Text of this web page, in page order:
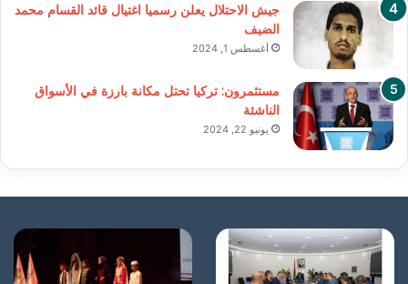
جيش الاحتلال يعلن رسميا اغتيال قائد القسام محمد
الضيف
أغسطس 1, 2024
مستثمرون: تركيا تحتل مكانة بارزة في الأسواق
الناشئة
يونيو 22, 2024